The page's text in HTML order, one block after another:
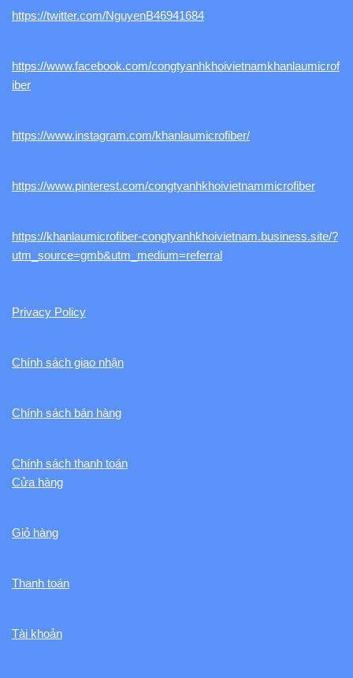
https://twitter.com/NguyenB46941684
https://www.facebook.com/congtyanhkhoivietnamkhanlaumicrof
iber
https://www.instagram.com/khanlaumicrofiber/
https://www.pinterest.com/congtyanhkhoivietnammicrofiber
https://khanlaumicrofiber-congtyanhkhoivietnam.business.site/?
utm_source=gmb&utm_medium=referral
Privacy Policy
Chính sách giao nhận
Chính sách bán hàng
Chính sách thanh toán
Cửa hàng
Giỏ hàng
Thanh toán
Tài khoản